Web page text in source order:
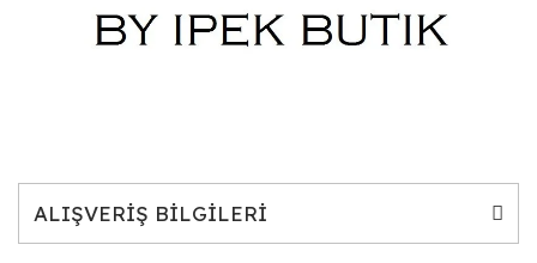
ALIŞVERİŞ BİLGİLERİ